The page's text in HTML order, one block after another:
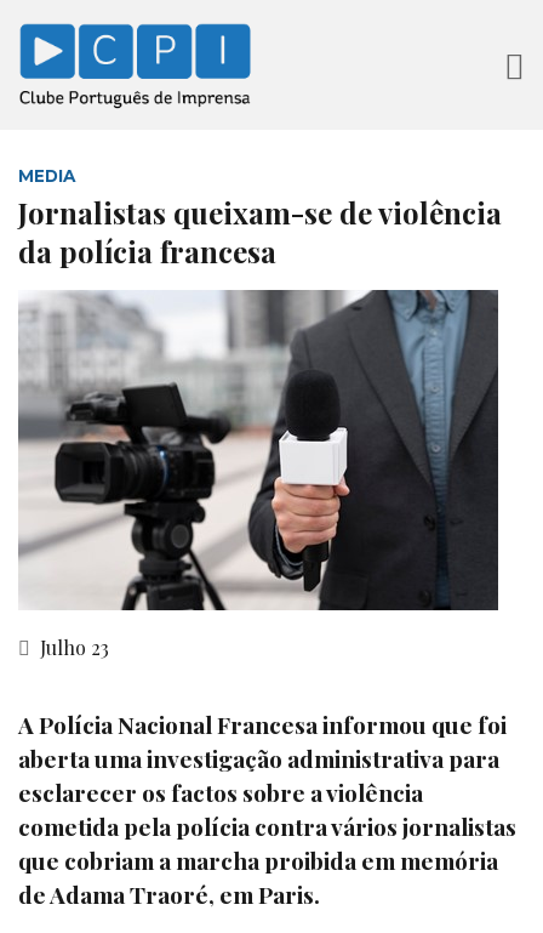
MEDIA
Jornalistas queixam-se de violência
da polícia francesa
Julho 23
A Polícia Nacional Francesa informou que foi
aberta uma investigação administrativa para
esclarecer os factos sobre a violência
cometida pela polícia contra vários jornalistas
que cobriam a marcha proibida em memória
de Adama Traoré, em Paris.